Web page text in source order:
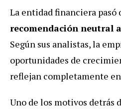
La entidad financiera pasó
recomendación neutral
Según sus analistas, la
oportunidades de
reflejan completamente
Uno de los motivos detrás